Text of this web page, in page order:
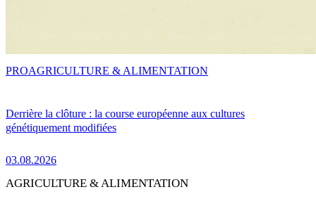
Derrière la clôture : la course européenne aux cultures
génétiquement modifiées
03.08.2026
PROAGRICULTURE & ALIMENTATION
AGRICULTURE & ALIMENTATION